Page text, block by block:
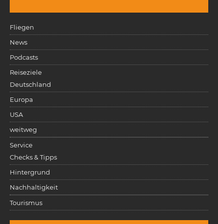
Fliegen
News
Podcasts
Reiseziele
Deutschland
Europa
USA
weitweg
Service
Checks & Tipps
Hintergrund
Nachhaltigkeit
Tourismus